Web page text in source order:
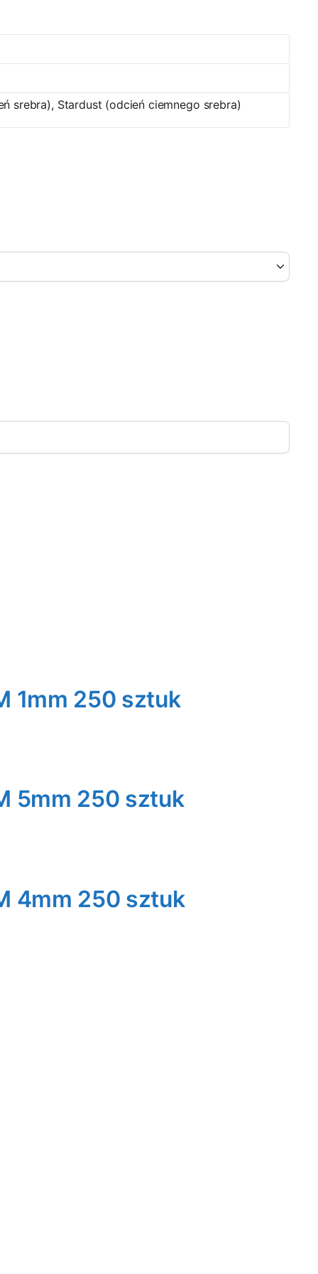
srebra), Stardust (odcień ciemnego srebra)
1mm 250 sztuk
5mm 250 sztuk
4mm 250 sztuk